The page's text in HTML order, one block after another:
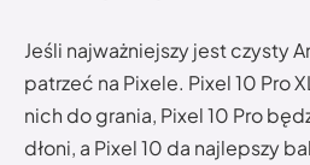
Jeśli najważniejszy jest czysty
patrzeć na Pixele. Pixel 10 Pro
nich do grania, Pixel 10 Pro
dłoni, a Pixel 10 da najlepszy